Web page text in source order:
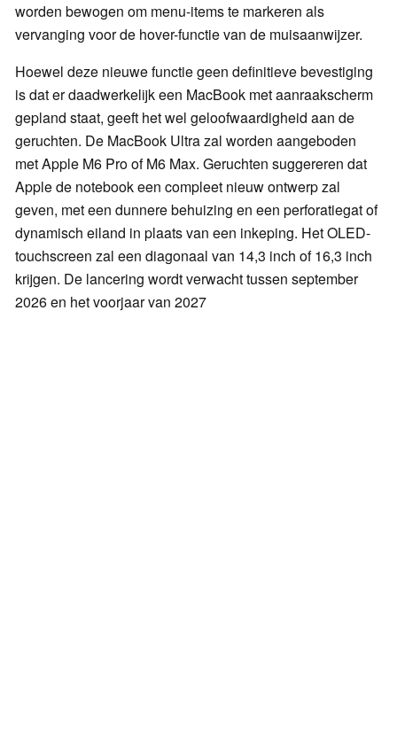
worden bewogen om menu-items te markeren als
vervanging voor de hover-functie van de muisaanwijzer.
Hoewel deze nieuwe functie geen definitieve bevestiging
is dat er daadwerkelijk een MacBook met aanraakscherm
gepland staat, geeft het wel geloofwaardigheid aan de
geruchten. De MacBook Ultra zal worden aangeboden
met Apple M6 Pro of M6 Max. Geruchten suggereren dat
Apple de notebook een compleet nieuw ontwerp zal
geven, met een dunnere behuizing en een perforatiegat of
dynamisch eiland in plaats van een inkeping. Het OLED-
touchscreen zal een diagonaal van 14,3 inch of 16,3 inch
krijgen. De lancering wordt verwacht tussen september
2026 en het voorjaar van 2027